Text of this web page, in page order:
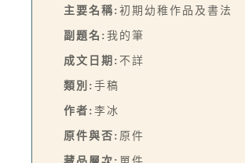
主要名稱: 初期幼稚作品及書法
副題名: 我的筆
成文日期: 不詳
類別: 手稿
作者: 李冰
原件與否: 原件